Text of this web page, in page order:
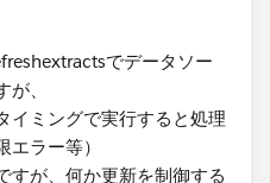
でデータソー
、
イミングで実行すると処理
ラー等）
すが、​何か更新を制御する